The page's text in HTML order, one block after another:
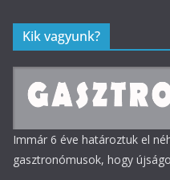
Kik vagyunk?
Immár 6 éve határoztuk el
gasztronómusok, hogy